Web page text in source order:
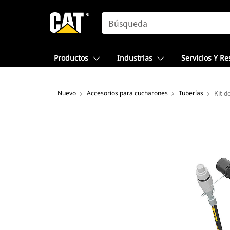
SEARCH
Productos Industrias Servicios Y
Nuevo Accesorios para cucharones Tuberías Kit